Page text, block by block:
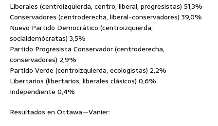
Liberales (centroizquierda, centro, liberal, progresistas) 51,3%
Conservadores (centroderecha, liberal-conservadores) 39,0%
Nuevo Partido Democrático (centroizquierda,
socialdemócratas) 3,5%
Partido Progresista Conservador (centroderecha,
conservadores) 2,9%
Partido Verde (centroizquierda, ecologistas) 2,2%
Libertarios (libertarios, liberales clásicos) 0,6%
Independiente 0,4%
Resultados en Ottawa—Vanier: